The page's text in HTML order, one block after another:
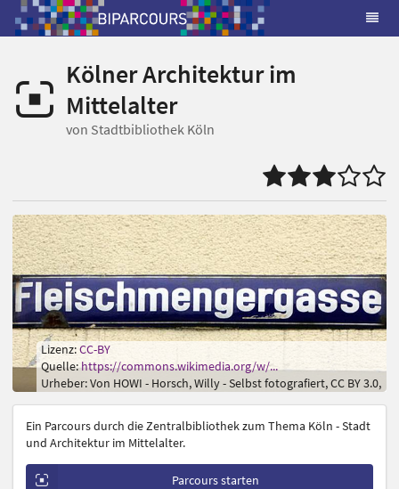
Kölner Architektur im
Mittelalter
von Stadtbibliothek Köln
Lizenz:CC-BY
Quelle:https://commons.wikimedia.org/w/...
Urheber: Von HOWI - Horsch, Willy - Selbst fotografiert, CC BY 3.0,
Ein Parcours durch die Zentralbibliothek zum Thema Köln - Stadt
und Architektur im Mittelalter.
Parcours starten